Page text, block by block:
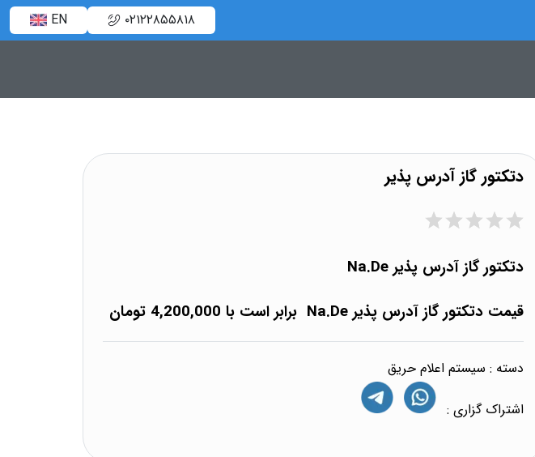
۰۲۱۲۲۸۵۵۸۱۸ EN
دتکتور گاز آدرس پذیر
دتکتور گاز آدرس پذیر Na.De
قیمت دتکتور گاز آدرس پذیر Na.De برابر است با 4,200,000 تومان
دسته : سیستم اعلام حریق
اشتراک گزاری :